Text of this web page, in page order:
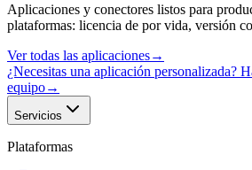
Aplicaciones y conectores listos para
plataformas: licencia de por vida, versión
Ver todas las aplicaciones→
¿Necesitas una aplicación personalizada?
equipo→
Servicios
Plataformas